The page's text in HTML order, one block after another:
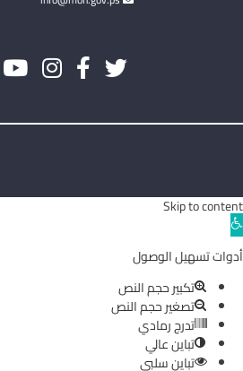
Skip to content
Open
toolbar
أدوات تسهيل الوصول
تكبير حجم النص
تصغير حجم النص
تدرج رمادي
تباين عالي
تباين سلبي